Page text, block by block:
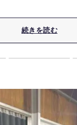
続きを読む